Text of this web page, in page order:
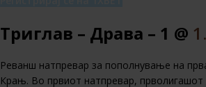
Триглав – Драва – 1 @
Реванш натпревар за пополнување на
Крањ. Во првиот натпревар,